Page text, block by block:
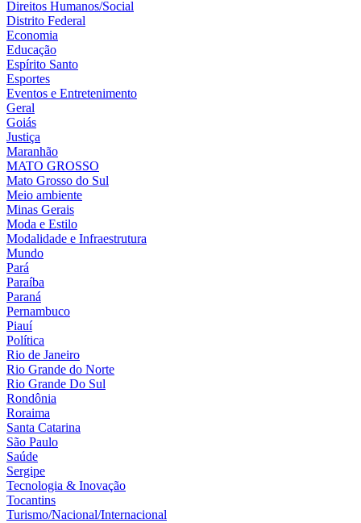
Direitos Humanos/Social
Distrito Federal
Economia
Educação
Espírito Santo
Esportes
Eventos e Entretenimento
Geral
Goiás
Justiça
Maranhão
MATO GROSSO
Mato Grosso do Sul
Meio ambiente
Minas Gerais
Moda e Estilo
Modalidade e Infraestrutura
Mundo
Pará
Paraíba
Paraná
Pernambuco
Piauí
Política
Rio de Janeiro
Rio Grande do Norte
Rio Grande Do Sul
Rondônia
Roraima
Santa Catarina
São Paulo
Saúde
Sergipe
Tecnologia & Inovação
Tocantins
Turismo/Nacional/Internacional